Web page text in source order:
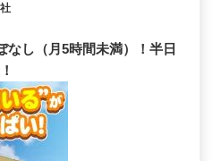
なし（月5時間未満）！半日